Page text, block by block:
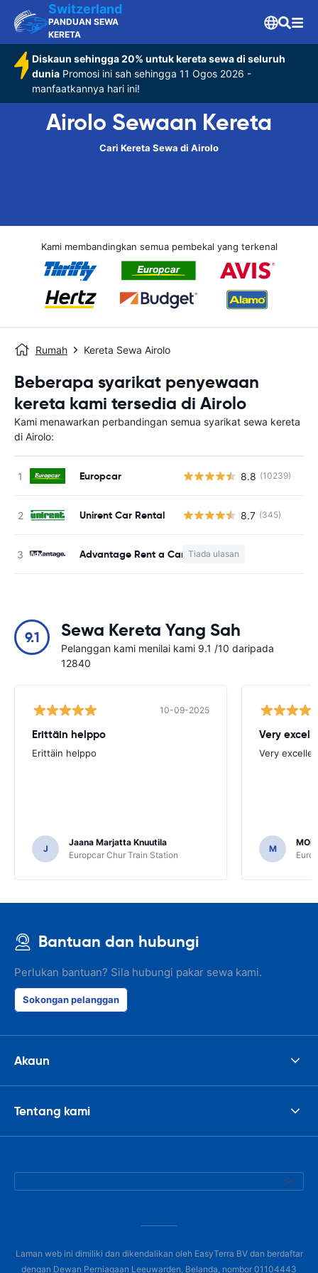
Switzerland
PANDUAN SEWA
KERETA
Diskaun sehingga 20% untuk kereta sewa di seluruh
dunia Promosi ini sah sehingga 11 Ogos 2026 -
manfaatkannya hari ini!
Airolo Sewaan Kereta
Cari Kereta Sewa di Airolo
Kami membandingkan semua pembekal yang terkenal
Rumah Kereta Sewa Airolo
Beberapa syarikat penyewaan
kereta kami tersedia di Airolo
Kami menawarkan perbandingan semua syarikat sewa kereta
di Airolo:
Europcar 8.8 (10239)
Unirent Car Rental 8.7 (345)
Advantage Rent a Car Tiada ulasan
9.1 Sewa Kereta Yang Sah
Pelanggan kami menilai kami 9.1 /10 daripada
12840
10-09-2025
Erittäin helppo
Erittäin helppo
J
Jaana Marjatta Knuutila
Europcar Chur Train Station
Very
Very
M
Bantuan dan hubungi
Perlukan bantuan? Sila hubungi pakar sewa kami.
Sokongan pelanggan
Akaun
Tentang kami
Laman web ini dimiliki dan dikendalikan oleh EasyTerra BV dan berdaftar
dengan Dewan Perniagaan Leeuwarden, Belanda, nombor 01104443